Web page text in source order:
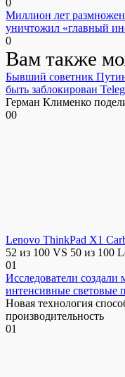
0
Миллион лет
уничтожил «главный
0
Вам также
Бывший советник
быть заблокирован
Герман Клименко
00
Lenovo ThinkPad X1
52 из 100 VS 50 из 100
01
Исследователи создали
интенсивные световые
Новая технология
производительность
01